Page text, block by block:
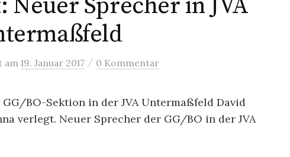
Sprecher in JVA
am 19. Januar 2017 / 0 Kommentar
BO-Sektion in der JVA Untermaßfeld David
verlegt. Neuer Sprecher der GG/BO in der JVA